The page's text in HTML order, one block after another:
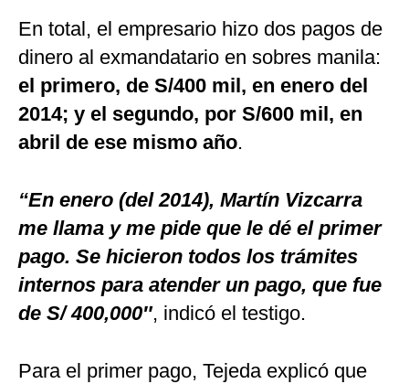
En total, el empresario hizo dos pagos de
dinero al exmandatario en sobres manila:
el primero, de S/400 mil, en enero del
2014; y el segundo, por S/600 mil, en
abril de ese mismo año.
“En enero (del 2014), Martín Vizcarra
me llama y me pide que le dé el primer
pago. Se hicieron todos los trámites
internos para atender un pago, que fue
de S/ 400,000″, indicó el testigo.
Para el primer pago, Tejeda explicó que